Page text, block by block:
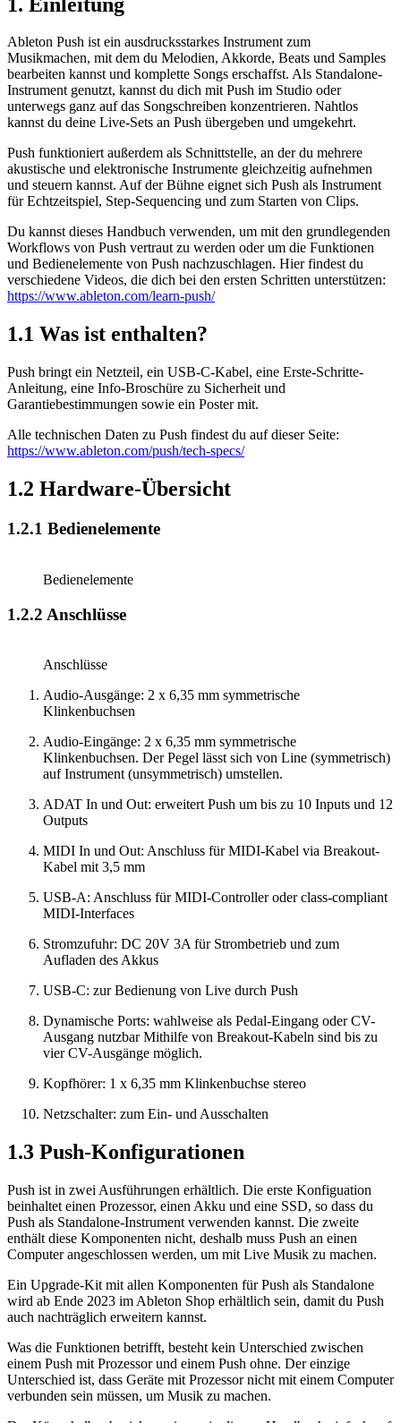
Ableton Push ist ein ausdrucksstarkes Instrument zum
Musikmachen, mit dem du Melodien, Akkorde, Beats und Samples
bearbeiten kannst und komplette Songs erschaffst. Als Standalone-
Instrument genutzt, kannst du dich mit Push im Studio oder
unterwegs ganz auf das Songschreiben konzentrieren. Nahtlos
kannst du deine Live-Sets an Push übergeben und umgekehrt.
Push funktioniert außerdem als Schnittstelle, an der du mehrere
akustische und elektronische Instrumente gleichzeitig aufnehmen
und steuern kannst. Auf der Bühne eignet sich Push als Instrument
für Echtzeitspiel, Step-Sequencing und zum Starten von Clips.
Du kannst dieses Handbuch verwenden, um mit den grundlegenden
Workflows von Push vertraut zu werden oder um die Funktionen
und Bedienelemente von Push nachzuschlagen. Hier findest du
verschiedene Videos, die dich bei den ersten Schritten unterstützen:
https://www.ableton.com/learn-push/
1.1 Was ist enthalten?
Push bringt ein Netzteil, ein USB-C-Kabel, eine Erste-Schritte-
Anleitung, eine Info-Broschüre zu Sicherheit und
Garantiebestimmungen sowie ein Poster mit.
Alle technischen Daten zu Push findest du auf dieser Seite:
https://www.ableton.com/push/tech-specs/
1.2 Hardware-Übersicht
1.2.1 Bedienelemente
Bedienelemente
1.2.2 Anschlüsse
Anschlüsse
Audio-Ausgänge: 2 x 6,35 mm symmetrische
Klinkenbuchsen
Audio-Eingänge: 2 x 6,35 mm symmetrische
Klinkenbuchsen. Der Pegel lässt sich von Line (symmetrisch)
auf Instrument (unsymmetrisch) umstellen.
ADAT In und Out: erweitert Push um bis zu 10 Inputs und 12
Outputs
MIDI In und Out: Anschluss für MIDI-Kabel via Breakout-
Kabel mit 3,5 mm
USB-A: Anschluss für MIDI-Controller oder class-compliant
MIDI-Interfaces
Stromzufuhr: DC 20V 3A für Strombetrieb und zum
Aufladen des Akkus
USB-C: zur Bedienung von Live durch Push
Dynamische Ports: wahlweise als Pedal-Eingang oder CV-
Ausgang nutzbar Mithilfe von Breakout-Kabeln sind bis zu
vier CV-Ausgänge möglich.
Kopfhörer: 1 x 6,35 mm Klinkenbuchse stereo
Netzschalter: zum Ein- und Ausschalten
1.3 Push-Konfigurationen
Push ist in zwei Ausführungen erhältlich. Die erste Konfiguation
beinhaltet einen Prozessor, einen Akku und eine SSD, so dass du
Push als Standalone-Instrument verwenden kannst. Die zweite
enthält diese Komponenten nicht, deshalb muss Push an einen
Computer angeschlossen werden, um mit Live Musik zu machen.
Ein Upgrade-Kit mit allen Komponenten für Push als Standalone
wird ab Ende 2023 im Ableton Shop erhältlich sein, damit du Push
auch nachträglich erweitern kannst.
Was die Funktionen betrifft, besteht kein Unterschied zwischen
einem Push mit Prozessor und einem Push ohne. Der einzige
Unterschied ist, dass Geräte mit Prozessor nicht mit einem Computer
verbunden sein müssen, um Musik zu machen.